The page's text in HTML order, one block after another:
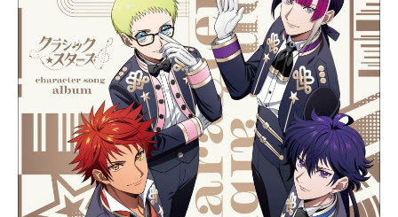
年7月10日（月）～2023年9月25日
（月）BS11・TOKYOMXほか話数全
12話キャスト風巻祭里♂：千葉翔也
風巻祭里♀：富田美憂花奏すず：市ノ
瀬加那シロガネ：玄田哲章鳥羽弥
生：戸松遥月丘ルーシー：木野日菜
二ノ曲宗牙：石毛翔弥二ノ曲ポ之
助：新井里美スタッフ原作：矢吹健
太朗（集英社「少年ジャンプ＋」連
載）監督：秋田谷典昭副監督：馬引
圭シリーズ構成：ヤスカワショウゴ